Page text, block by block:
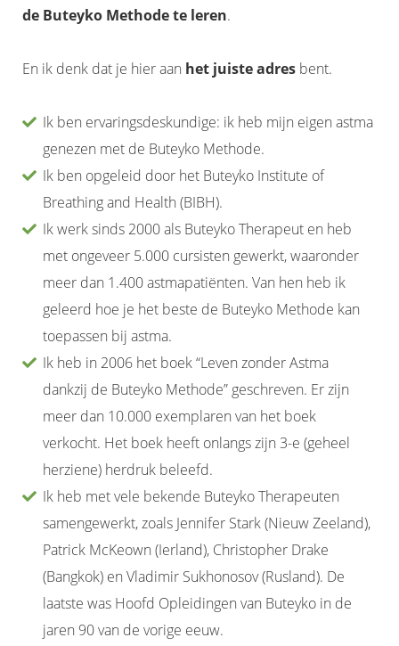
de Buteyko Methode te leren.
En ik denk dat je hier aan het juiste adres bent.
Ik ben ervaringsdeskundige: ik heb mijn eigen astma
genezen met de Buteyko Methode.
Ik ben opgeleid door het Buteyko Institute of
Breathing and Health (BIBH).
Ik werk sinds 2000 als Buteyko Therapeut en heb
met ongeveer 5.000 cursisten gewerkt, waaronder
meer dan 1.400 astmapatiënten. Van hen heb ik
geleerd hoe je het beste de Buteyko Methode kan
toepassen bij astma.
Ik heb in 2006 het boek “Leven zonder Astma
dankzij de Buteyko Methode” geschreven. Er zijn
meer dan 10.000 exemplaren van het boek
verkocht. Het boek heeft onlangs zijn 3-e (geheel
herziene) herdruk beleefd.
Ik heb met vele bekende Buteyko Therapeuten
samengewerkt, zoals Jennifer Stark (Nieuw Zeeland),
Patrick McKeown (Ierland), Christopher Drake
(Bangkok) en Vladimir Sukhonosov (Rusland). De
laatste was Hoofd Opleidingen van Buteyko in de
jaren 90 van de vorige eeuw.